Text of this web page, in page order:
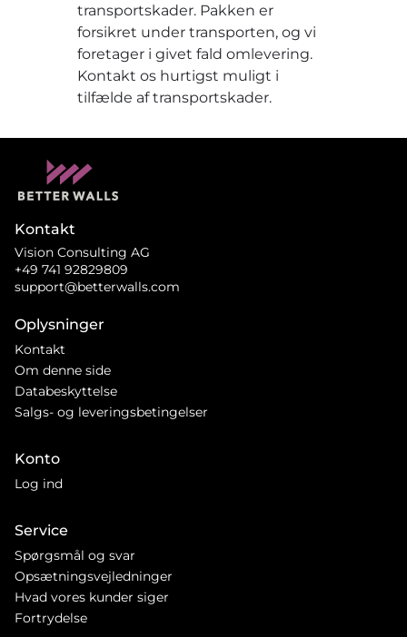
transportskader. Pakken er
forsikret under transporten, og vi
foretager i givet fald omlevering.
Kontakt os hurtigst muligt i
tilfælde af transportskader.
Kontakt
Vision Consulting AG
+49 741 92829809
support@betterwalls.com
Oplysninger
Kontakt
Om denne side
Databeskyttelse
Salgs- og leveringsbetingelser
Konto
Log ind
Service
Spørgsmål og svar
Opsætningsvejledninger
Hvad vores kunder siger
Fortrydelse